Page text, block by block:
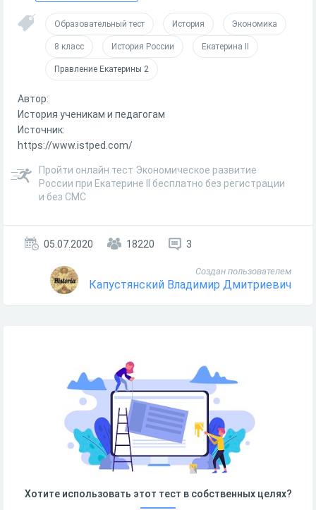
Образовательный тест История Экономика
8 класс История России Екатерина II
Правление Екатерины 2
Автор:
История ученикам и педагогам
Источник:
https://www.istped.com/
Пройти онлайн тест Экономическое развитие
России при Екатерине II бесплатно без регистрации
и без СМС
05.07.2020 18220 3
Создан пользователем
Капустянский Владимир Дмитриевич
Хотите использовать этот тест в собственных целях?